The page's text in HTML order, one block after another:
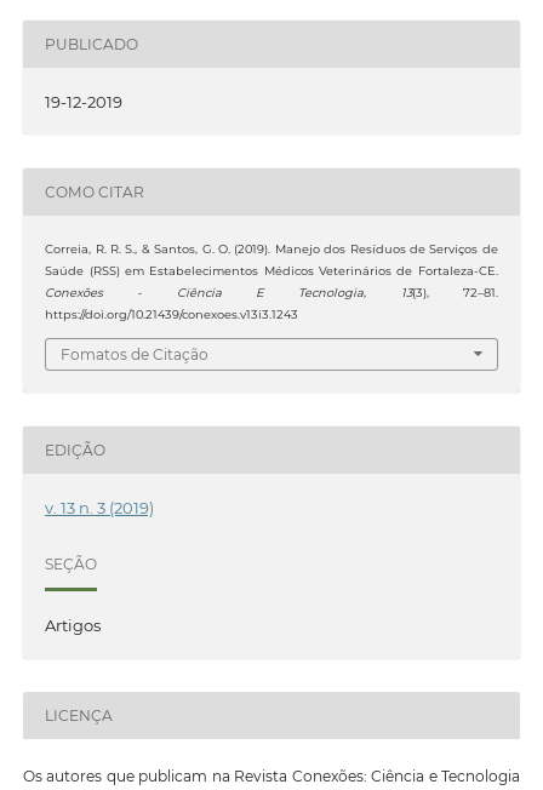
PUBLICADO
19-12-2019
COMO CITAR
Correia, R. R. S., & Santos, G. O. (2019). Manejo dos Resíduos de Serviços de
Saúde (RSS) em Estabelecimentos Médicos Veterinários de Fortaleza-CE.
Conexões - Ciência E Tecnologia, 13(3), 72–81.
https://doi.org/10.21439/conexoes.v13i3.1243
Fomatos de Citação
EDIÇÃO
v. 13 n. 3 (2019)
SEÇÃO
Artigos
LICENÇA
Os autores que publicam na Revista Conexões: Ciência e Tecnologia